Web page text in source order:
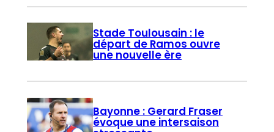
Stade Toulousain : le
départ de Ramos ouvre
une nouvelle ère
Bayonne : Gerard Fraser
évoque une intersaison